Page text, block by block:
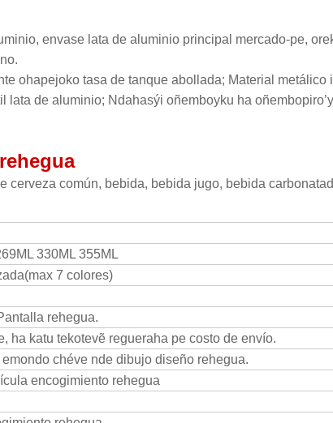
envase lata de aluminio principal mercado-pe,
ohapejoko tasa de tanque abollada; Material metálico
de aluminio; Ndahasýi oñemboyku ha
común, bebida, bebida jugo, bebida
330ML 355ML
7 colores)
rehegua.
ha katu tekotevẽ regueraha pe costo de envío.
chéve nde dibujo diseño rehegua.
encogimiento rehegua